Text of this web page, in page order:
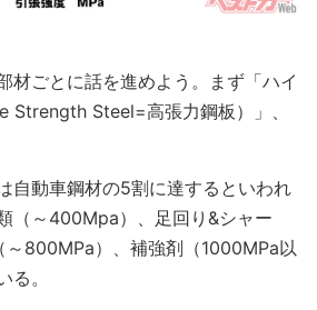
材ごとに話を進めよう。まず「ハイ
Strength Steel=高張力鋼板）」、
自動車鋼材の5割に達するといわれ
（～400Mpa）、足回り&シャー
～800MPa）、補強剤（1000MPa以
。